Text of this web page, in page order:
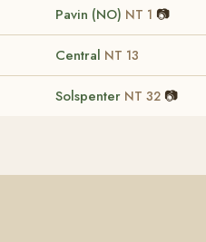
Pavin (NO) NT 1 📷
Central NT 13
Solspenter NT 32 📷